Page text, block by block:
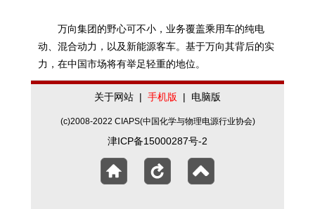
万向集团的野心可不小，业务覆盖乘用车的纯电
动、混合动力，以及新能源客车。基于万向其背后的实
力，在中国市场将有举足轻重的地位。
关于网站 | 手机版 | 电脑版
(c)2008-2022 CIAPS(中国化学与物理电源行业协会)
津ICP备15000287号-2